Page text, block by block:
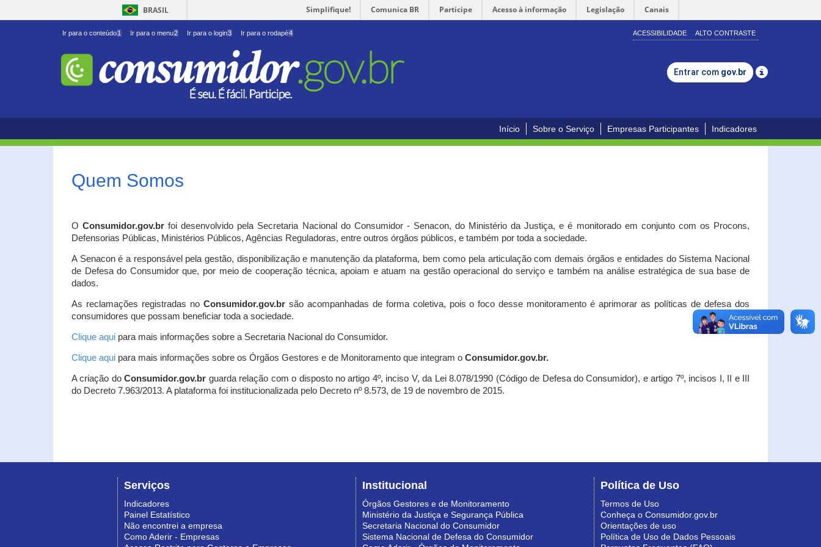
BRASIL Simplifique! Comunica BR Participe Acesso à informação Legislação Canais
Ir para o conteúdo1 Ir para o menu2 Ir para o login3 Ir para o rodapé4 ACESSIBILIDADE ALTO CONTRASTE
Entrar com gov.br
Início Sobre o Serviço Empresas Participantes Indicadores
Quem Somos
OConsumidor.gov.br foi desenvolvido pela Secretaria Nacional do Consumidor - Senacon, do Ministério da Justiça, e é monitorado em conjunto com os Procons,
Defensorias Públicas, Ministérios Públicos, Agências Reguladoras, entre outros órgãos públicos, e também por toda a sociedade.
A Senacon é a responsável pela gestão, disponibilização e manutenção da plataforma, bem como pela articulação com demais órgãos e entidades do Sistema Nacional
de Defesa do Consumidor que, por meio de cooperação técnica, apoiam e atuam na gestão operacional do serviço e também na análise estratégica de sua base de
dados.
As reclamações registradas no Consumidor.gov.brsão acompanhadas de forma coletiva, pois o foco desse monitoramento é aprimorar as políticas de defesa dos
consumidores que possam beneficiar toda a sociedade.
Clique aqui para mais informações sobre a Secretaria Nacional do Consumidor.
Clique aqui para mais informações sobre os Órgãos Gestores e de Monitoramento que integram o Consumidor.gov.br.
A criação doConsumidor.gov.br guarda relação com o disposto no artigo 4º, inciso V, da Lei 8.078/1990 (Código de Defesa do Consumidor), e artigo 7º, incisos I, II e III
do Decreto 7.963/2013. A plataforma foi institucionalizada pelo Decreto nº 8.573, de 19 de novembro de 2015.
Serviços
Indicadores
Painel Estatístico
Não encontrei a empresa
Como Aderir - Empresas
Institucional
Órgãos Gestores e de Monitoramento
Ministério da Justiça e Segurança Pública
Secretaria Nacional do Consumidor
Sistema Nacional de Defesa do Consumidor
Política de Uso
Termos de Uso
Conheça o Consumidor.gov.br
Orientações de uso
Política de Uso de Dados Pessoais